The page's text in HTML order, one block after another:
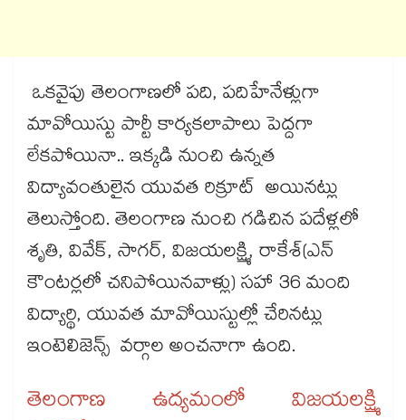
ఒకవైపు తెలంగాణలో పది, పదిహేనేళ్లుగా
మావోయిస్టు పార్టీ కార్యకలాపాలు పెద్దగా
లేకపోయినా.. ఇక్కడి నుంచి ఉన్నత
విద్యావంతులైన యువత రిక్రూట్ అయినట్లు
తెలుస్తోంది. తెలంగాణ నుంచి గడిచిన పదేళ్లలో
శృతి, వివేక్, సాగర్, విజయలక్ష్మి, రాకేశ్(ఎన్
కౌంటర్లలో చనిపోయినవాళ్లు) సహా 36 మంది
విద్యార్థి, యువత మావోయిస్టుల్లో చేరినట్లు
ఇంటెలిజెన్స్ వర్గాల అంచనాగా ఉంది.
తెలంగాణ ఉద్యమంలో విజయలక్ష్మి